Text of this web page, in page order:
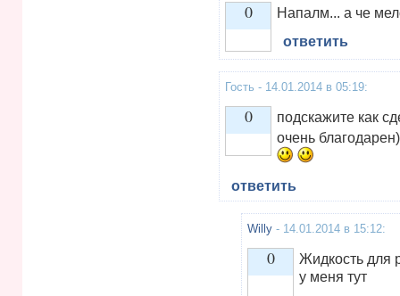
0
Vote up!
Напалм... а че
ответить
Гость - 14.01.2014 в 05:19:
0
подскажите как
очень
ответить
Willy - 14.01.2014 в 15:12:
0
Жидкость для
у меня тут